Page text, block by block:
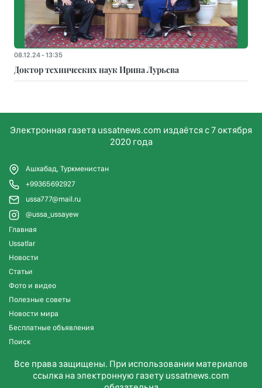
08.12.24 - 13:35
Доктор технических наук Ирина Лурьева
Электронная газета ussatnews.com издаётся с 7 октября
2020 года
Ашхабад, Туркменистан
+99365692927
ussa777@mail.ru
@ussa_ussayew
Главная
Ussatlar
Новости
Статьи
Фото и видео
Полезные советы
Новости мира
Бесплатные объявления
Поиск
Все права защищены. При использовании материалов
ссылка на электронную газету ussatnews.com